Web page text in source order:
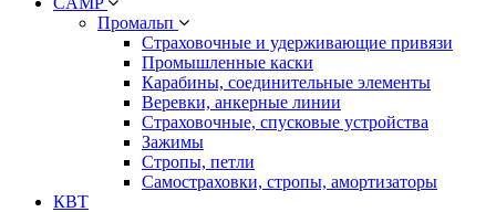
Промальп
Страховочные и удерживающие привязи
Промышленные каски
Карабины, соединительные элементы
Веревки, анкерные линии
Страховочные, спусковые устройства
Зажимы
Стропы, петли
Самостраховки, стропы, амортизаторы
КВТ